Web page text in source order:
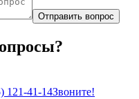
Отправить вопрос
121-41-14Звоните!